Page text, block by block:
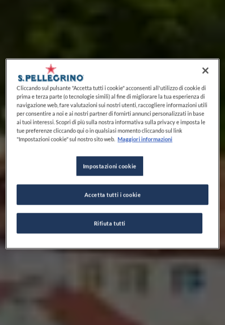
Cliccando sul pulsante "Accetta tutti i cookie" acconsenti all'utilizzo di cookie di
prima e terza parte (o tecnologie simili) al fine di migliorare la tua esperienza di
navigazione web, fare valutazioni sui nostri utenti, raccogliere informazioni utili
per consentire a noi e ai nostri partner di fornirti annunci personalizzati in base
ai tuoi interessi. Scopri di più sulla nostra informativa sulla privacy e imposta le
tue preferenze cliccando qui o in qualsiasi momento cliccando sul link
"Impostazioni cookie" sul nostro sito web. Maggiori informazioni
Impostazioni cookie
Rifiuta tutti
Accetta tutti i cookie